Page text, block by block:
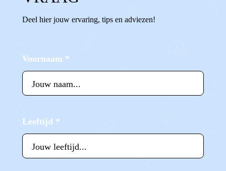
Deel hier jouw ervaring, tips en adviezen!
Voornaam *
Leeftijd *